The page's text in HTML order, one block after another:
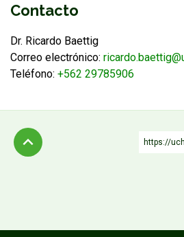
Contacto
Dr. Ricardo Baettig
Correo electrónico:
Teléfono: +562 29785906
https://